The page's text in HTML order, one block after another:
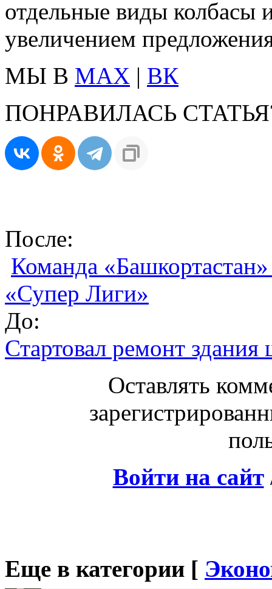
отдельные виды колбасы
увеличением
МЫ В MAX | ВК
ПОНРАВИЛАСЬ
После:
Команда
«Супер Лиги»
До:
Стартовал ремонт
Оставлять
Войти на сайт
Еще в категории [